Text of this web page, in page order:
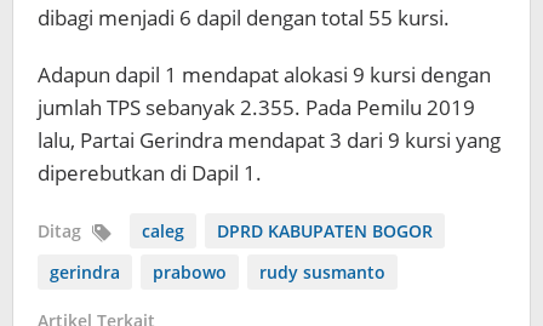
dibagi menjadi 6 dapil dengan total 55 kursi.
Adapun dapil 1 mendapat alokasi 9 kursi dengan
jumlah TPS sebanyak 2.355. Pada Pemilu 2019
lalu, Partai Gerindra mendapat 3 dari 9 kursi yang
diperebutkan di Dapil 1.
Ditag caleg
DPRD KABUPATEN BOGOR
gerindra
prabowo rudy susmanto
Artikel Terkait